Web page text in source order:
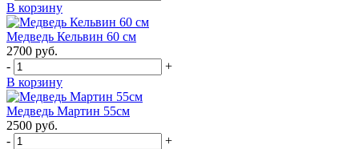
В корзину
Медведь Кельвин 60 см
2700 руб.
-
+
В корзину
Медведь Мартин 55см
2500 руб.
-
+